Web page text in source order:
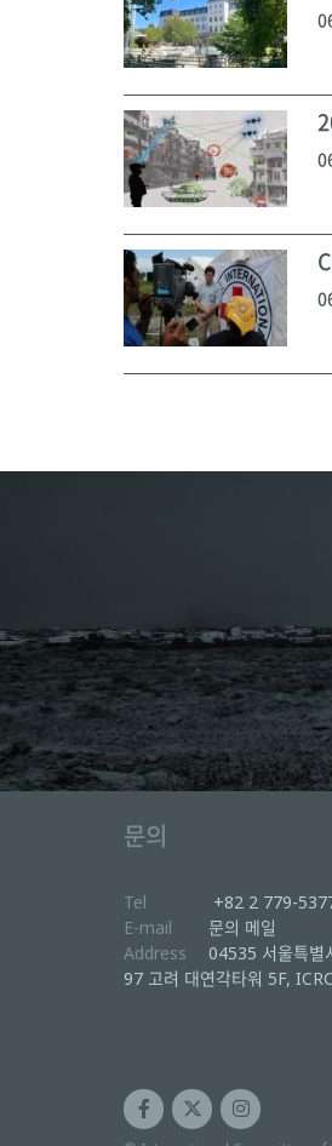
문의
Tel
+82 2 779-
E-mail
문의 메일
Address
04535 서울특별
97 고려 대연각타워 5F,